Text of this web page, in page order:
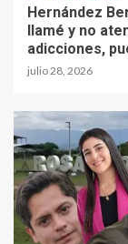
Hernández
llamé y no
adicciones,
julio 28, 2026